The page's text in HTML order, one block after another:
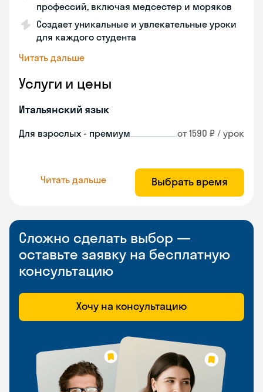
профессий, включая медсестер и моряков
Создает уникальные и увлекательные уроки
для каждого студента
Читать дальше
Услуги и цены
Итальянский язык
Для взрослых - премиум от 1590 ₽ / урок
Читать дальше Выбрать время
Сложно сделать выбор —
оставьте заявку на бесплатную
консультацию
Хочу на консультацию